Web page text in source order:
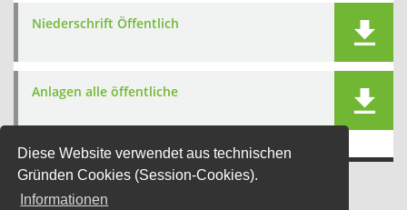
Diese Website verwendet aus technischen
Gründen Cookies (Session-Cookies).
Informationen
Niederschrift Öffentlich
Anlagen alle öffentliche